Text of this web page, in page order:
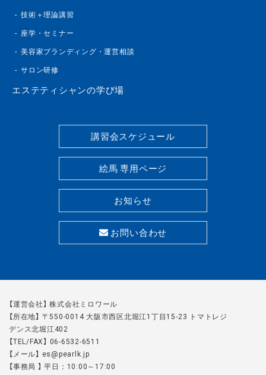
講習会スケジュール
絵馬 専用ページ
お知らせ
お問い合わせ
技術＋理論講習
座学・セミナー
美容家ブランディング・運営相談
サロン研修
エステティシャンの学び場
【運営会社】 株式会社ミロワール
【所在地】 〒550-0014 大阪市西区北堀江1丁目15-23 トマトレジ
デンス北堀江402
【TEL/FAX】 06-6532-6511
【メール】 es@pearlk.jp
【事務局 】 平日：10:00～17:00